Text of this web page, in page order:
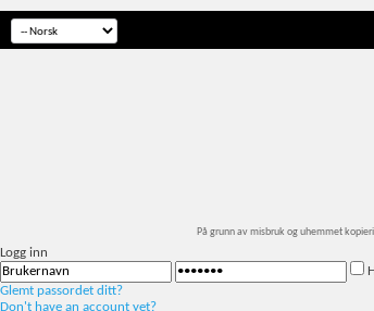
På grunn av misbruk og uhemmet
Logg inn
Glemt passordet ditt?
Don't have an account yet?